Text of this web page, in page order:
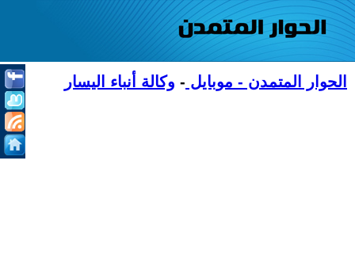
الحوار المتمدن - موبايل - وكالة أنباء اليسار